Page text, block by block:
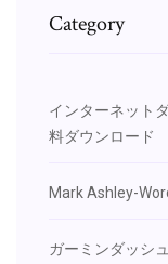
Category
インターネット
料ダウンロード
Mark Ashley-
ガーミンダッシ